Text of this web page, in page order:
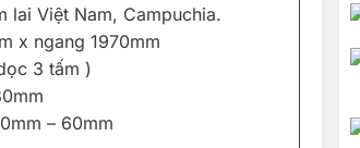
lai Việt Nam, Campuchia.
x ngang 1970mm
3 tấm )
– 60mm